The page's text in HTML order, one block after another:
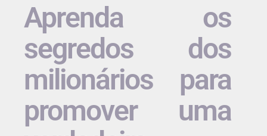
Aprenda os
segredos dos
milionários para
promover uma